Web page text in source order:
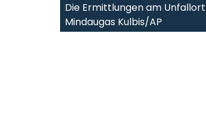
Die Ermittlungen am Unfallort
Mindaugas Kulbis/AP